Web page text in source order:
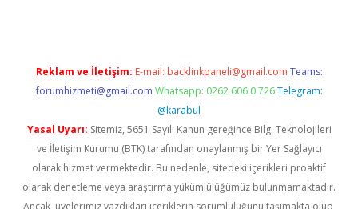
Reklam ve İletişim: E-mail: backlinkpaneli@gmail.com Teams:
forumhizmeti@gmail.com Whatsapp: 0262 606 0 726 Telegram:
@karabul
Yasal Uyarı: Sitemiz, 5651 Sayılı Kanun gereğince Bilgi Teknolojileri
ve İletişim Kurumu (BTK) tarafından onaylanmış bir Yer Sağlayıcı
olarak hizmet vermektedir. Bu nedenle, sitedeki içerikleri proaktif
olarak denetleme veya araştırma yükümlülüğümüz bulunmamaktadır.
Ancak, üyelerimiz yazdıkları içeriklerin sorumluluğunu taşımakta olup,